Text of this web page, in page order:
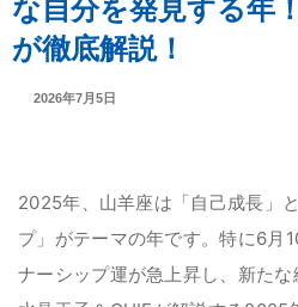
プ
な自分を発見する年
が徹底解説！
UPDATED
2026年7月5日
2025年、山羊座は「自己成長」
プ」がテーマの年です。特に6月
ナーシップ運が急上昇し、新たな